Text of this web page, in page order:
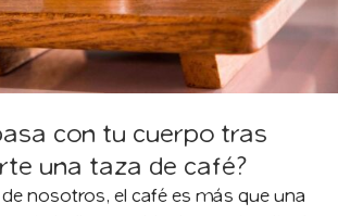
con tu cuerpo tras
una taza de café?
nosotros, el café es más que una